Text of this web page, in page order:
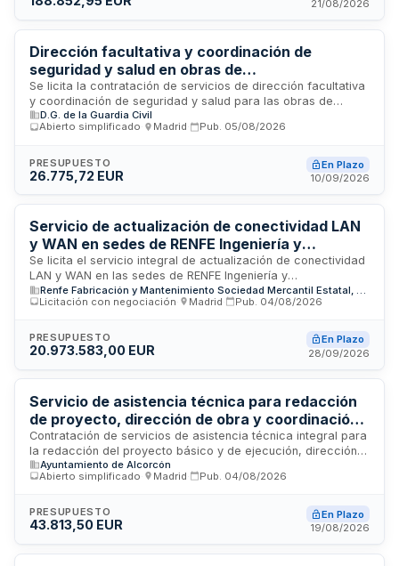
Comunidad de Madrid para el período 2022-2026. Se trata
de una prestación de carácter intelectual sujeta a la
regulación especial de servicios de arquitectura e ingeniería.
21/08/2026
Dirección facultativa y coordinación de
seguridad y salud en obras de
impermeabilización de cubiertas del edificio XVI
CECORVIGMAR de la Guardia Civil en Madrid
Se licita la contratación de servicios de dirección facultativa
y coordinación de seguridad y salud para las obras de
sustitución integral de los sistemas de impermeabilización de
las cubiertas del edificio XVI CECORVIGMAR, perteneciente
Civil ubicado en Madrid. Las obras responden a una
necesidad urgente derivada de graves patologías
desprendimiento de láminas, acumulación de agua y
deterioro de instalaciones que comprometen la habitabilidad
y funcionalidad del edificio.
D.G. de la Guardia Civil
Abierto simplificado
Madrid Pub. 05/08/2026
PRESUPUESTO
26.775,72 EUR
En Plazo
10/09/2026
Servicio de actualización de conectividad LAN
y WAN en sedes de RENFE Ingeniería y
Mantenimiento
Se licita el servicio integral de actualización de conectividad
LAN y WAN en las sedes de RENFE Ingeniería y
Mantenimiento. El contrato incluye el despliegue de redes de
área local y área extensa en entornos de alta complejidad,
empresa adjudicataria debe acreditar capacidad técnica en
proyectos similares y solvencia económica suficiente para
Licitación con negociación
Madrid Pub. 04/08/2026
PRESUPUESTO
20.973.583,00 EUR
En Plazo
28/09/2026
Servicio de asistencia técnica para redacción
de proyecto, dirección de obra y coordinación
de seguridad en reparación de aparcamiento
municipal
Contratación de servicios de asistencia técnica integral para
la redacción del proyecto básico y de ejecución, dirección
facultativa y coordinación de seguridad y salud en las obras
de reparación del aparcamiento de uso público en superficie
incluye todas las fases desde los estudios previos y pruebas
técnicas hasta la elaboración completa del proyecto y la
judiciales.
Ayuntamiento de Alcorcón
Abierto simplificado
Madrid Pub. 04/08/2026
PRESUPUESTO
43.813,50 EUR
En Plazo
19/08/2026